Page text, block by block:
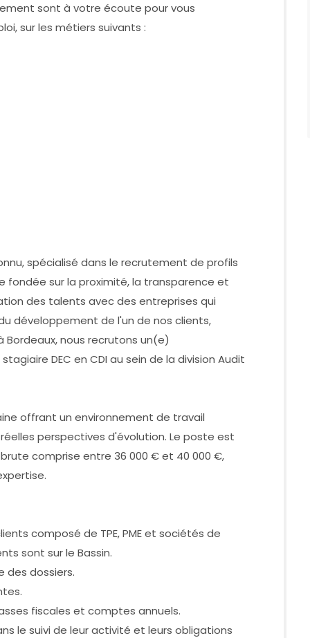
sont à votre écoute pour vous
sur les métiers suivants :
spécialisé dans le recrutement de profils
fondée sur la proximité, la transparence et
des talents avec des entreprises qui
développement de l'un de nos clients,
nous recrutons un(e)
DEC en CDI au sein de la division Audit
offrant un environnement de travail
perspectives d'évolution. Le poste est
comprise entre 36 000 € et 40 000 €,
composé de TPE, PME et sociétés de
sont sur le Bassin.
des dossiers.
fiscales et comptes annuels.
le suivi de leur activité et leurs obligations